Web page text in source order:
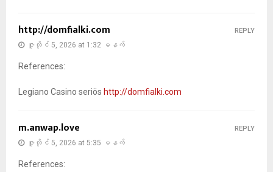
http://domfialki.com
ဇူလိုင် 5, 2026 at 1:32 မနက်
References:
Legiano Casino seriös http://domfialki.com
REPLY
m.anwap.love
ဇူလိုင် 5, 2026 at 5:35 မနက်
References:
REPLY